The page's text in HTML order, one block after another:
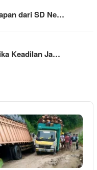
dari SD Ne…
Keadilan Ja…